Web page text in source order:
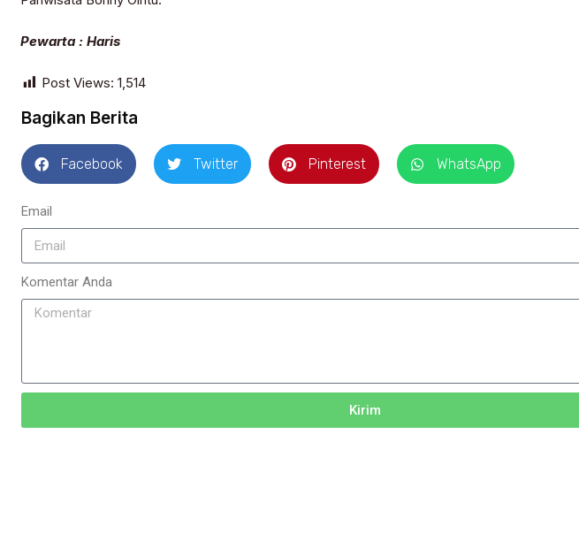
Pewarta : Haris
Post Views: 1,514
Bagikan Berita
Facebook Twitter Pinterest WhatsApp
Email
Komentar Anda
Kirim